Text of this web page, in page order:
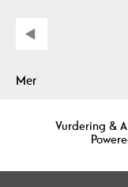
Mer
Vurdering &